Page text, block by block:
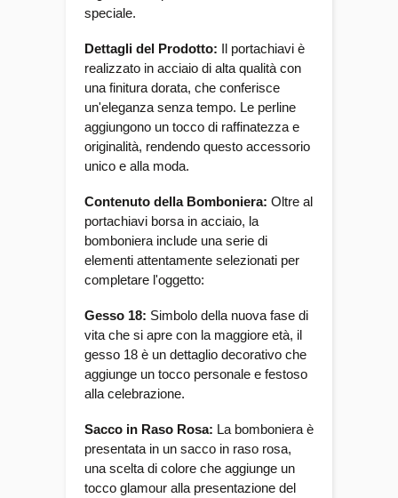
speciale.
Dettagli del Prodotto: Il portachiavi è
realizzato in acciaio di alta qualità con
una finitura dorata, che conferisce
un'eleganza senza tempo. Le perline
aggiungono un tocco di raffinatezza e
originalità, rendendo questo accessorio
unico e alla moda.
Contenuto della Bomboniera: Oltre al
portachiavi borsa in acciaio, la
bomboniera include una serie di
elementi attentamente selezionati per
completare l'oggetto:
Gesso 18: Simbolo della nuova fase di
vita che si apre con la maggiore età, il
gesso 18 è un dettaglio decorativo che
aggiunge un tocco personale e festoso
alla celebrazione.
Sacco in Raso Rosa: La bomboniera è
presentata in un sacco in raso rosa,
una scelta di colore che aggiunge un
tocco glamour alla presentazione del